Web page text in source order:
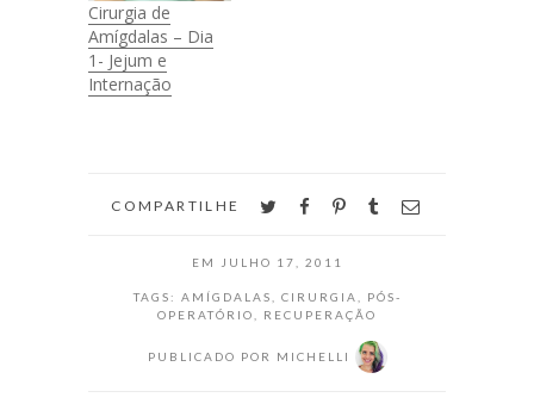
Cirurgia de
Amígdalas – Dia
1- Jejum e
Internação
COMPARTILHE twitterfacebookpinterest
tumblr
EM JULHO 17, 2011
TAGS: AMÍGDALAS, CIRURGIA, PÓS-
OPERATÓRIO, RECUPERAÇÃO
PUBLICADO POR MICHELLI